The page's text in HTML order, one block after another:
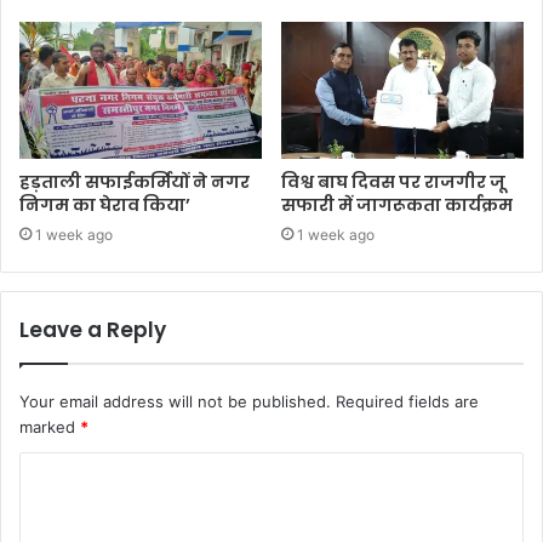
हड़ताली सफाईकर्मियों ने नगर
निगम का घेराव किया’
1 week ago
विश्व बाघ दिवस पर राजगीर जू
सफारी में जागरूकता कार्यक्रम
1 week ago
Leave a Reply
Your email address will not be published. Required fields are
marked *